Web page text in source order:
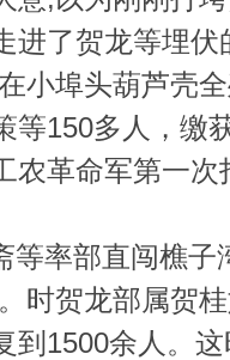
进了贺龙等埋
小埠头葫芦壳
等150多人，缴
农革命军第一
等率部直闯樵
时贺龙部属贺
到1500余人。